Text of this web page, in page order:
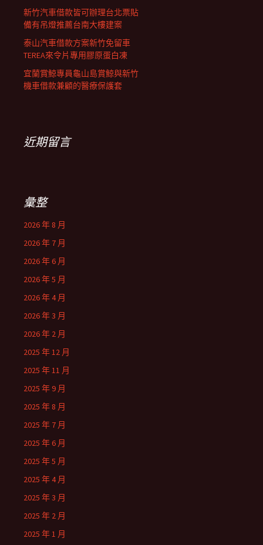
新竹汽車借款皆可辦理台北票貼
備有吊燈推薦台南大樓建案
泰山汽車借款方案新竹免留車
TEREA來令片專用膠原蛋白凍
宜蘭賞鯨專員龜山島賞鯨與新竹
機車借款兼顧的醫療保護套
近期留言
彙整
2026 年 8 月
2026 年 7 月
2026 年 6 月
2026 年 5 月
2026 年 4 月
2026 年 3 月
2026 年 2 月
2025 年 12 月
2025 年 11 月
2025 年 9 月
2025 年 8 月
2025 年 7 月
2025 年 6 月
2025 年 5 月
2025 年 4 月
2025 年 3 月
2025 年 2 月
2025 年 1 月